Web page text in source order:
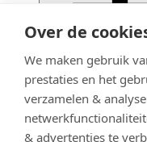
Over de
We maken gebruik
prestaties en het
verzamelen &
& advertenties te